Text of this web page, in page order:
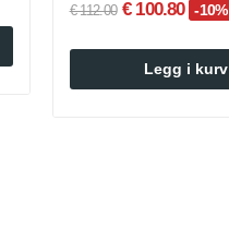
€ 112.00 € 100.80 -10%
Legg i kurv